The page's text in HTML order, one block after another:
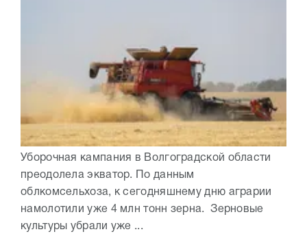
Уборочная кампания в Волгоградской области
преодолела экватор. По данным
облкомсельхоза, к сегодняшнему дню аграрии
намолотили уже 4 млн тонн зерна. Зерновые
культуры убрали уже ...